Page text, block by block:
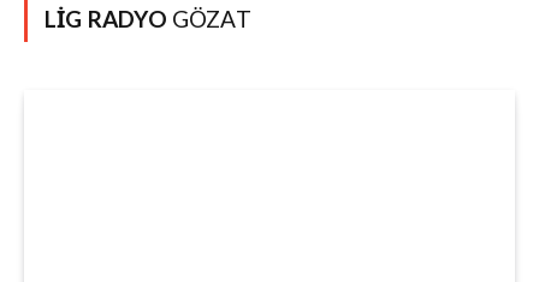
LIG RADYO GÖZAT